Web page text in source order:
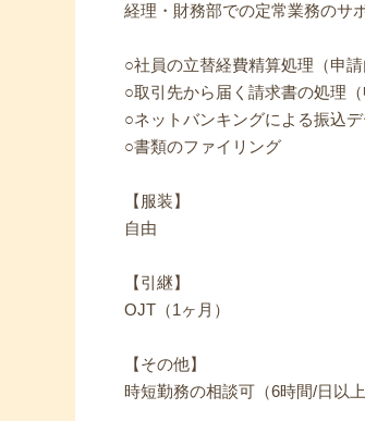
経理・財務部での定常業務のサ
○社員の立替経費精算処理（申請
○取引先から届く請求書の処理
○ネットバンキングによる振込
○書類のファイリング
【服装】
自由
【引継】
OJT（1ヶ月）
【その他】
時短勤務の相談可（6時間/日以上